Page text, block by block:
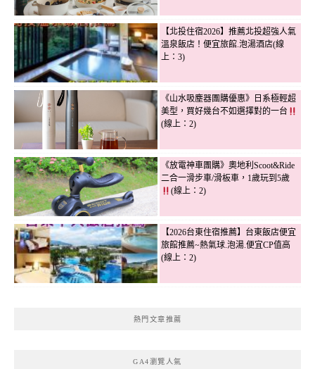
【北投住宿2026】推薦北投超強人氣
溫泉飯店！便宜旅館.泡湯酒店(線
上：3)
《山水吸塵器團購優惠》日系極輕超
美型，買好幾台不如選擇對的一台
(線上：2)
《放電神車團購》奧地利Scoot&Ride
二合一滑步車/滑板車，1歲玩到5歲
(線上：2)
【2026台東住宿推薦】台東飯店便宜
旅館推薦~熱氣球.泡湯.便宜CP值高
(線上：2)
熱門文章推薦
GA4瀏覽人氣